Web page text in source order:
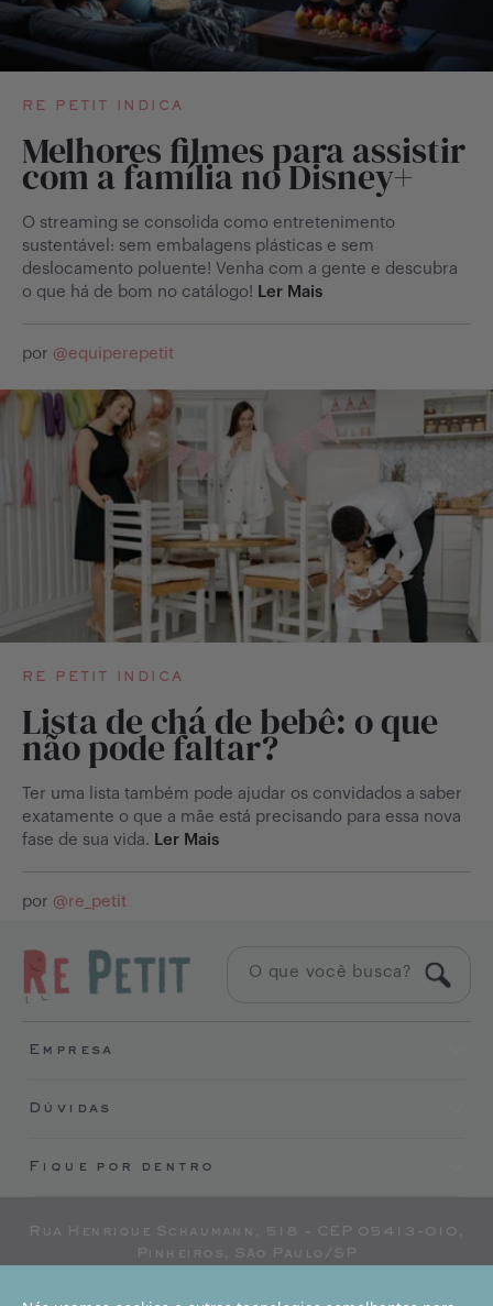
RE PETIT INDICA
Melhores filmes para assistir
com a família no Disney+
O streaming se consolida como entretenimento
sustentável: sem embalagens plásticas e sem
deslocamento poluente! Venha com a gente e descubra
o que há de bom no catálogo! Ler Mais
por @equiperepetit
RE PETIT INDICA
Lista de chá de bebê: o que
não pode faltar?
Ter uma lista também pode ajudar os convidados a saber
exatamente o que a mãe está precisando para essa nova
fase de sua vida. Ler Mais
por @re_petit
Empresa
Desapegue
Blog
Dúvidas
Como Comprar
Privacidade
Termos E Condições
Fique por dentro
Rua Henrique Schaumann, 518 - CEP 05413-010,
Pinheiros, São Paulo/SP